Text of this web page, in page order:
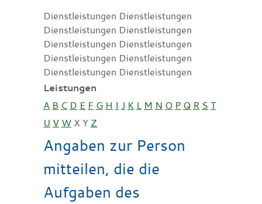
Dienstleistungen Dienstleistungen
Dienstleistungen Dienstleistungen
Dienstleistungen Dienstleistungen
Dienstleistungen Dienstleistungen
Dienstleistungen Dienstleistungen
Leistungen
A B C D E F G H I J K L M N O P Q R S T
U V W X Y Z
Angaben zur Person
mitteilen, die die
Aufgaben des